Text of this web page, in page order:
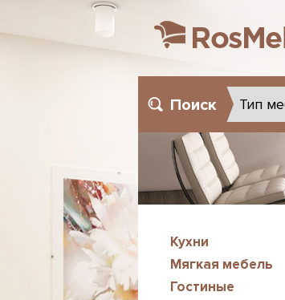
Поиск
Кухни
Мягкая мебель
Гостиные